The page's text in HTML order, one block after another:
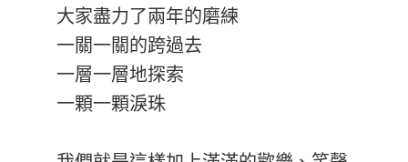
大家盡力了兩年的磨練
一關一關的跨過去
一層一層地探索
一顆一顆淚珠